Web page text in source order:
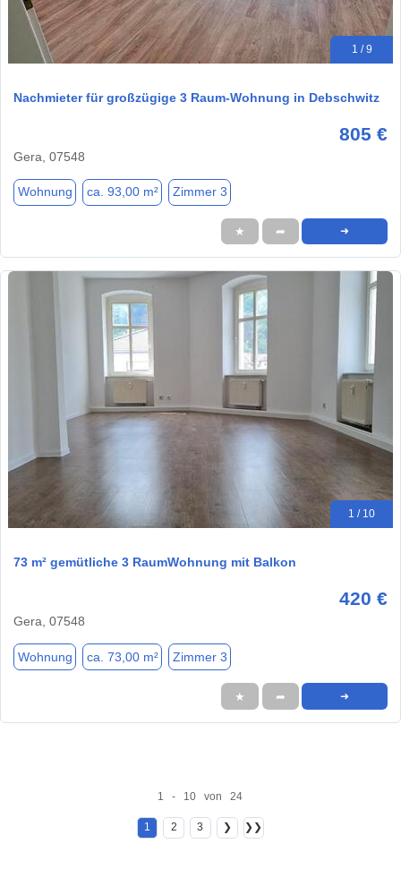
1 / 9
Nachmieter für großzügige 3 Raum-Wohnung in Debschwitz
805 €
Gera, 07548
Wohnung ca. 93,00 m² Zimmer 3
★ ➦ ➜
1 / 10
73 m² gemütliche 3 RaumWohnung mit Balkon
420 €
Gera, 07548
Wohnung ca. 73,00 m² Zimmer 3
★ ➦ ➜
1 - 10 von 24
1 2 3 ❯ ❯❯